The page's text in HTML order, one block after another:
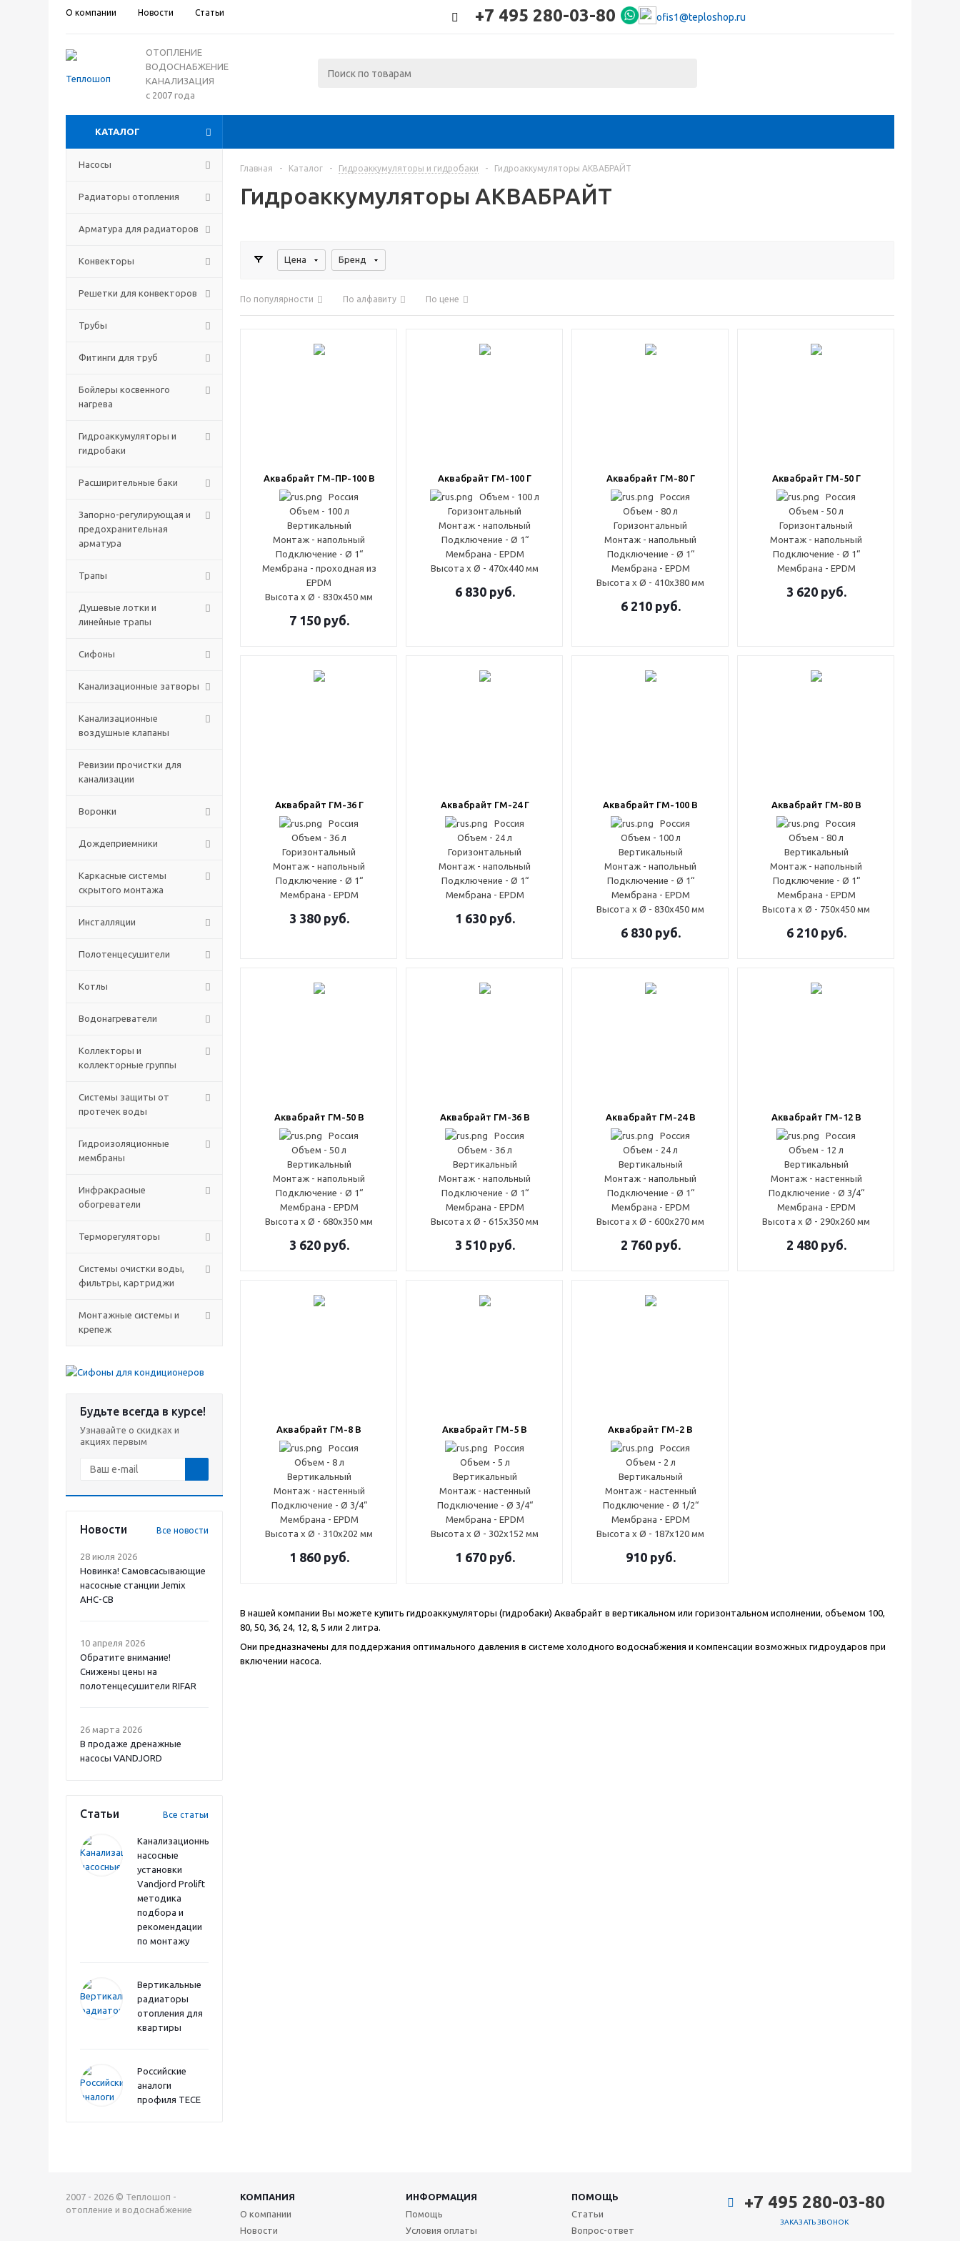
О компании Новости Статьи +7 495 280-03-80 ofis1@teploshop.ru
ОТОПЛЕНИЕ
ВОДОСНАБЖЕНИЕ
КАНАЛИЗАЦИЯ
с 2007 года
КАТАЛОГ
Насосы
Радиаторы отопления
Арматура для радиаторов
Конвекторы
Решетки для конвекторов
Трубы
Фитинги для труб
Бойлеры косвенного
нагрева
Гидроаккумуляторы и
гидробаки
Расширительные баки
Запорно-регулирующая и
предохранительная
арматура
Трапы
Душевые лотки и
линейные трапы
Сифоны
Канализационные затворы
Канализационные
воздушные клапаны
Ревизии прочистки для
канализации
Воронки
Дождеприемники
Каркасные системы
скрытого монтажа
Инсталляции
Полотенцесушители
Котлы
Водонагреватели
Коллекторы и
коллекторные группы
Системы защиты от
протечек воды
Гидроизоляционные
мембраны
Инфракрасные
обогреватели
Терморегуляторы
Системы очистки воды,
фильтры, картриджи
Монтажные системы и
крепеж
Будьте всегда в курсе!
Узнавайте о скидках и
акциях первым
Новости Все новости
28 июля 2026
Новинка! Самовсасывающие
насосные станции Jemix
АНС-СВ
10 апреля 2026
Обратите внимание!
Снижены цены на
полотенцесушители RIFAR
26 марта 2026
В продаже дренажные
насосы VANDJORD
Статьи Все статьи
Канализационные
насосные
установки
Vandjord Prolift
методика
подбора и
рекомендации
по монтажу
Вертикальные
радиаторы
отопления для
квартиры
Российские
аналоги
профиля TECE
Главная - Каталог - Гидроаккумуляторы и гидробаки - Гидроаккумуляторы АКВАБРАЙТ
Гидроаккумуляторы АКВАБРАЙТ
Цена Бренд
По популярности По алфавиту По цене
Аквабрайт ГМ-ПР-100 В
Россия
Объем - 100 л
Вертикальный
Монтаж - напольный
Подключение - Ø 1“
Мембрана - проходная из
EPDM
Высота x Ø - 830x450 мм
7 150руб.
Аквабрайт ГМ-100 Г
Объем - 100 л
Горизонтальный
Монтаж - напольный
Подключение - Ø 1“
Мембрана - EPDM
Высота x Ø - 470x440 мм
6 830руб.
Аквабрайт ГМ-80 Г
Россия
Объем - 80 л
Горизонтальный
Монтаж - напольный
Подключение - Ø 1“
Мембрана - EPDM
Высота x Ø - 410x380 мм
6 210руб.
Аквабрайт ГМ-50 Г
Россия
Объем - 50 л
Горизонтальный
Монтаж - напольный
Подключение - Ø 1“
Мембрана - EPDM
3 620руб.
Аквабрайт ГМ-36 Г
Россия
Объем - 36 л
Горизонтальный
Монтаж - напольный
Подключение - Ø 1“
Мембрана - EPDM
3 380руб.
Аквабрайт ГМ-24 Г
Россия
Объем - 24 л
Горизонтальный
Монтаж - напольный
Подключение - Ø 1“
Мембрана - EPDM
1 630руб.
Аквабрайт ГМ-100 В
Россия
Объем - 100 л
Вертикальный
Монтаж - напольный
Подключение - Ø 1“
Мембрана - EPDM
Высота x Ø - 830x450 мм
6 830руб.
Аквабрайт ГМ-80 В
Россия
Объем - 80 л
Вертикальный
Монтаж - напольный
Подключение - Ø 1“
Мембрана - EPDM
Высота x Ø - 750x450 мм
6 210руб.
Аквабрайт ГМ-50 В
Россия
Объем - 50 л
Вертикальный
Монтаж - напольный
Подключение - Ø 1“
Мембрана - EPDM
Высота x Ø - 680x350 мм
3 620руб.
Аквабрайт ГМ-36 В
Россия
Объем - 36 л
Вертикальный
Монтаж - напольный
Подключение - Ø 1“
Мембрана - EPDM
Высота x Ø - 615x350 мм
3 510руб.
Аквабрайт ГМ-24 В
Россия
Объем - 24 л
Вертикальный
Монтаж - напольный
Подключение - Ø 1“
Мембрана - EPDM
Высота x Ø - 600x270 мм
2 760руб.
Аквабрайт ГМ-12 В
Россия
Объем - 12 л
Вертикальный
Монтаж - настенный
Подключение - Ø 3/4“
Мембрана - EPDM
Высота x Ø - 290x260 мм
2 480руб.
Аквабрайт ГМ-8 В
Россия
Объем - 8 л
Вертикальный
Монтаж - настенный
Подключение - Ø 3/4“
Мембрана - EPDM
Высота x Ø - 310x202 мм
1 860руб.
Аквабрайт ГМ-5 В
Россия
Объем - 5 л
Вертикальный
Монтаж - настенный
Подключение - Ø 3/4“
Мембрана - EPDM
Высота x Ø - 302x152 мм
1 670руб.
Аквабрайт ГМ-2 В
Россия
Объем - 2 л
Вертикальный
Монтаж - настенный
Подключение - Ø 1/2“
Мембрана - EPDM
Высота x Ø - 187x120 мм
910руб.
В нашей компании Вы можете купить гидроаккумуляторы (гидробаки) Аквабрайт в вертикальном или горизонтальном исполнении, объемом 100,
80, 50, 36, 24, 12, 8, 5 или 2 литра.
Они предназначены для поддержания оптимального давления в системе холодного водоснабжения и компенсации возможных гидроударов при
включении насоса.
2007 - 2026 © Теплошоп -
отопление и водоснабжение
КОМПАНИЯ ИНФОРМАЦИЯ
ПОМОЩЬ
О компании
Новости
Помощь
Условия оплаты
Статьи
Вопрос-ответ
+7 495 280-03-80
ЗАКАЗАТЬ ЗВОНОК